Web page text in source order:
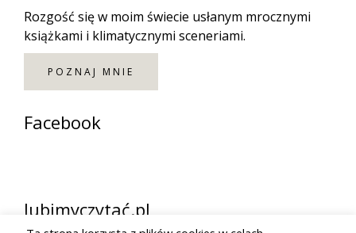
Rozgość się w moim świecie usłanym mrocznymi
książkami i klimatycznymi sceneriami.
POZNAJ MNIE
Facebook
lubimyczytać.pl